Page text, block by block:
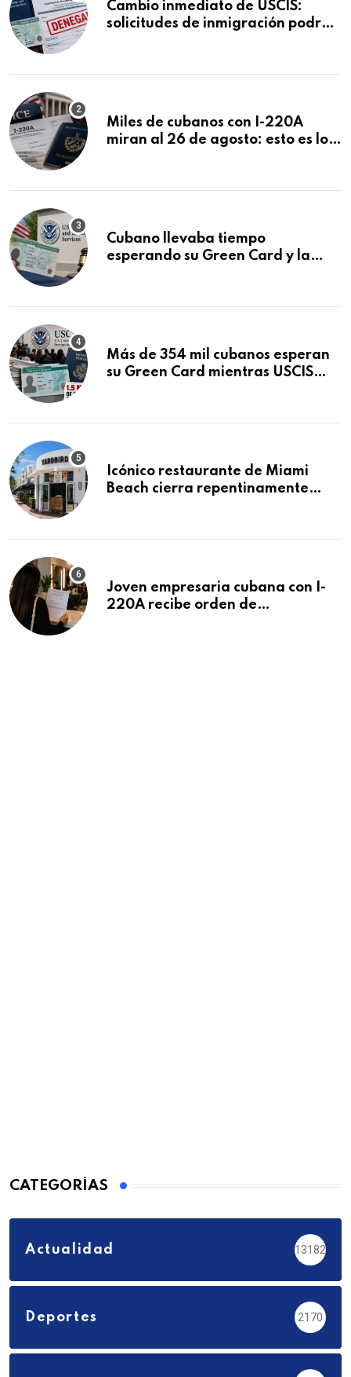
Cambio inmediato de USCIS:
solicitudes de inmigración podrán
Miles de cubanos con I-220A
miran al 26 de agosto: esto es lo
Cubano llevaba tiempo
esperando su Green Card y la
Más de 354 mil cubanos esperan
su Green Card mientras USCIS
Icónico restaurante de Miami
Beach cierra repentinamente
Joven empresaria cubana con I-
220A recibe orden de
CATEGORÍAS
Actualidad 13182
Deportes 2170